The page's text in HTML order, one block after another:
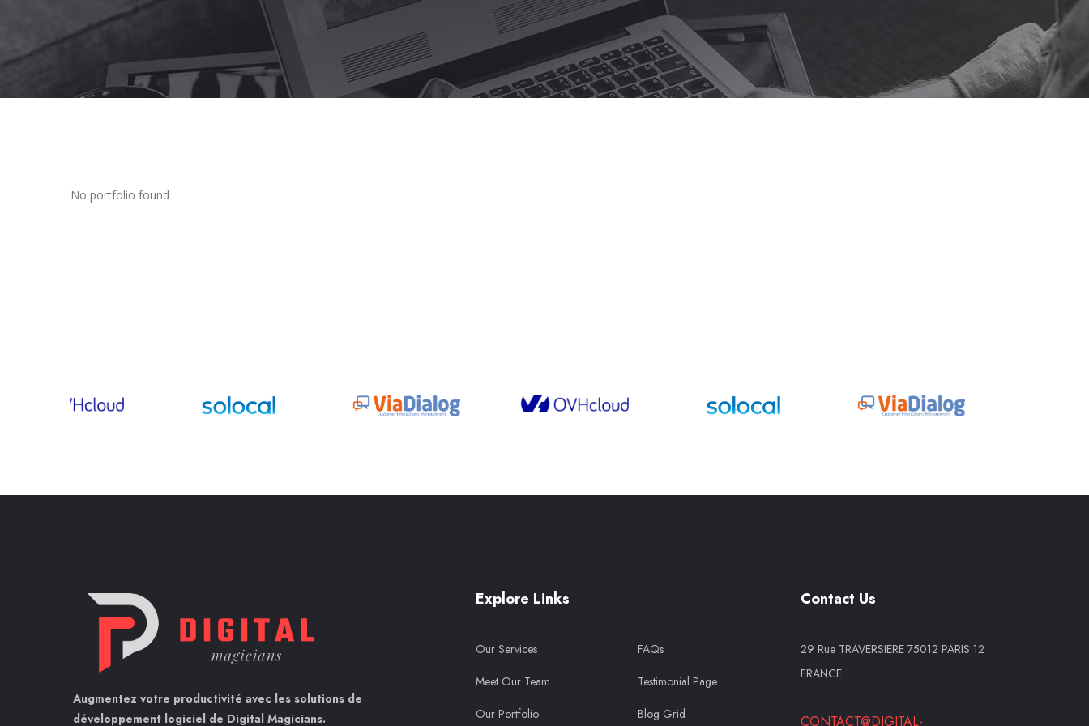
No portfolio found
Augmentez votre productivité avec les solutions de
développement logiciel de Digital Magicians.
Explore Links
Our Services
Meet Our Team
Our Portfolio
FAQs
Testimonial Page
Blog Grid
Contact Us
29 Rue TRAVERSIERE 75012 PARIS 12
FRANCE
CONTACT@DIGITAL-